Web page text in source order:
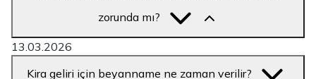
zorunda mı?
13.03.2026
Kira geliri için beyanname ne zaman verilir?